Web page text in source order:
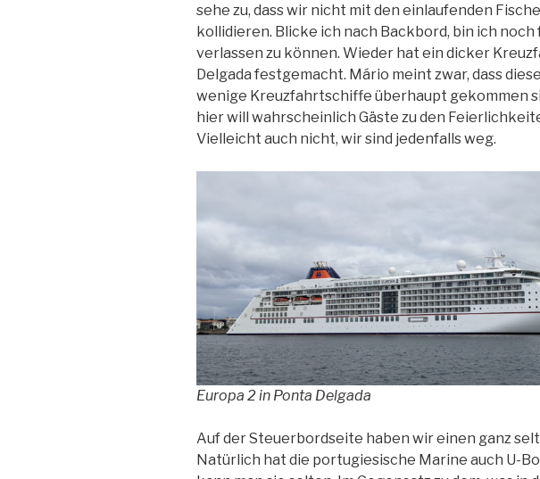
sehe zu, dass wir nicht mit den einlaufenden
kollidieren. Blicke ich nach Backbord, bin ich noch
verlassen zu können. Wieder hat ein dicker
Delgada festgemacht. Mário meint zwar, dass
wenige Kreuzfahrtschiffe überhaupt gekommen
hier will wahrscheinlich Gäste zu den
Vielleicht auch nicht, wir sind jedenfalls weg.
Europa 2 in Ponta Delgada
Auf der Steuerbordseite haben wir einen ganz
Natürlich hat die portugiesische Marine auch U-